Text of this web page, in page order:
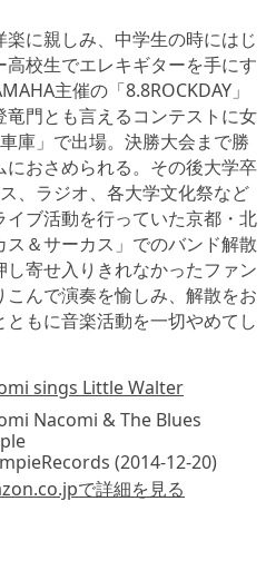
に親しみ、中学生の時にはじ
校生でエレキギターを手にす
主催の「8.8ROCKDAY」
門とも言えるコンテストに女
庫」で出場。決勝大会まで勝
おさめられる。その後大学卒
、ラジオ、各大学文化祭など
ブ活動を行っていた京都・北
＆サーカス」でのバンド解散
寄せ入りきれなかったファン
んで演奏を愉しみ、解散をお
もに音楽活動を一切やめてし
sings Little Walter
Nacomi & The Blues
(2014-12-20)
で詳細を見る